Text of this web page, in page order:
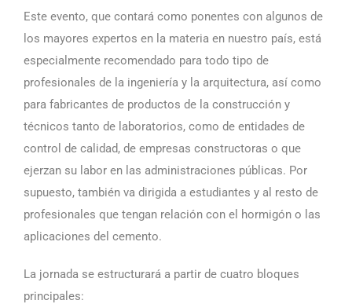
Este evento, que contará como ponentes con algunos de
los mayores expertos en la materia en nuestro país, está
especialmente recomendado para todo tipo de
profesionales de la ingeniería y la arquitectura, así como
para fabricantes de productos de la construcción y
técnicos tanto de laboratorios, como de entidades de
control de calidad, de empresas constructoras o que
ejerzan su labor en las administraciones públicas. Por
supuesto, también va dirigida a estudiantes y al resto de
profesionales que tengan relación con el hormigón o las
aplicaciones del cemento.
La jornada se estructurará a partir de cuatro bloques
principales: